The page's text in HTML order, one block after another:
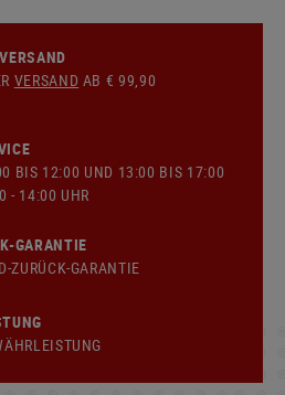
VERSAND AB € 99,90
BIS 12:00 UND 13:00 BIS 17:00
- 14:00 UHR
GARANTIE
ZURÜCK-GARANTIE